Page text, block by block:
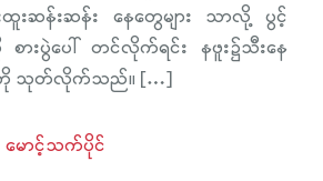
ထူးဆန်းဆန်း နေတွေများ သာလို့ ပွင့်
ားပွဲပေါ် တင်လိုက်ရင်း နဖူး၌သီးနေ
းကို သုတ်လိုက်သည်။ […]
မောင့်သက်ပိုင်